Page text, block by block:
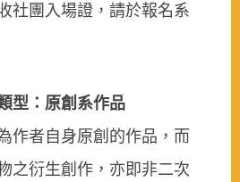
社團入場證，請於報名系
型：原創系作品
作者自身原創的作品，而
之衍生創作，亦即非二次